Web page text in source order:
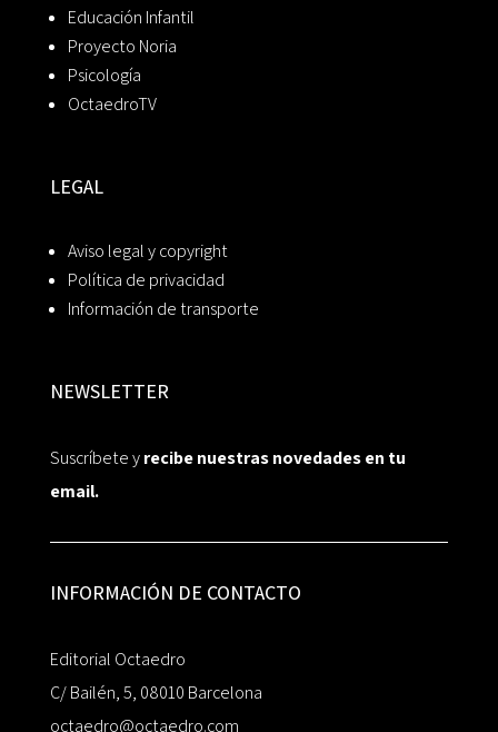
Educación Infantil
Proyecto Noria
Psicología
OctaedroTV
LEGAL
Aviso legal y copyright
Política de privacidad
Información de transporte
NEWSLETTER
Suscríbete yrecibe nuestras novedades en tu
email.
INFORMACIÓN DE CONTACTO
Editorial Octaedro
C/ Bailén, 5, 08010 Barcelona
octaedro@octaedro.com